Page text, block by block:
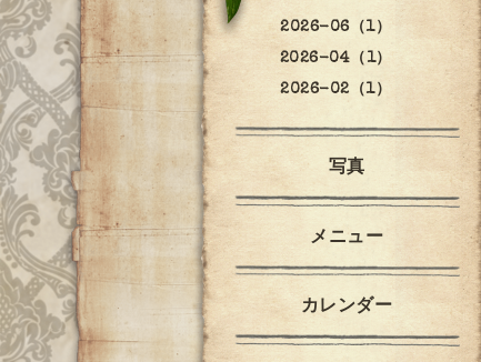
2026-06（1）
2026-04（1）
2026-02（1）
写真
メニュー
カレンダー